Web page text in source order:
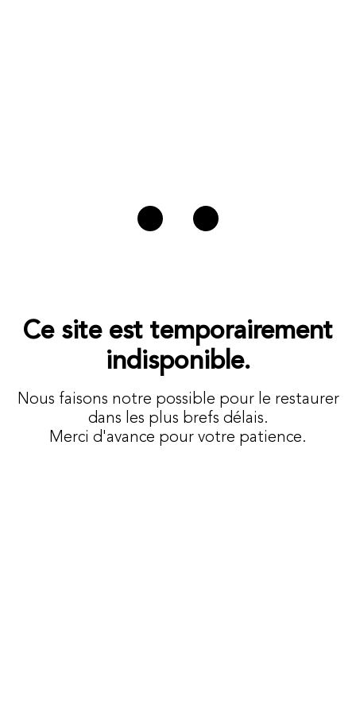
Ce site est temporairement
indisponible.
Nous faisons notre possible pour le restaurer
dans les plus brefs délais.
Merci d'avance pour votre patience.